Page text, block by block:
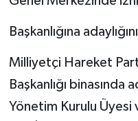
Başkanlığına
Milliyetçi Hareket
Başkanlığı binasında
Yönetim Kurulu